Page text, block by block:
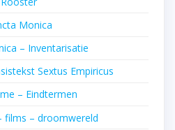
Monica
– Inventarisatie
Sextus Empiricus
– Eindtermen
films – droomwereld